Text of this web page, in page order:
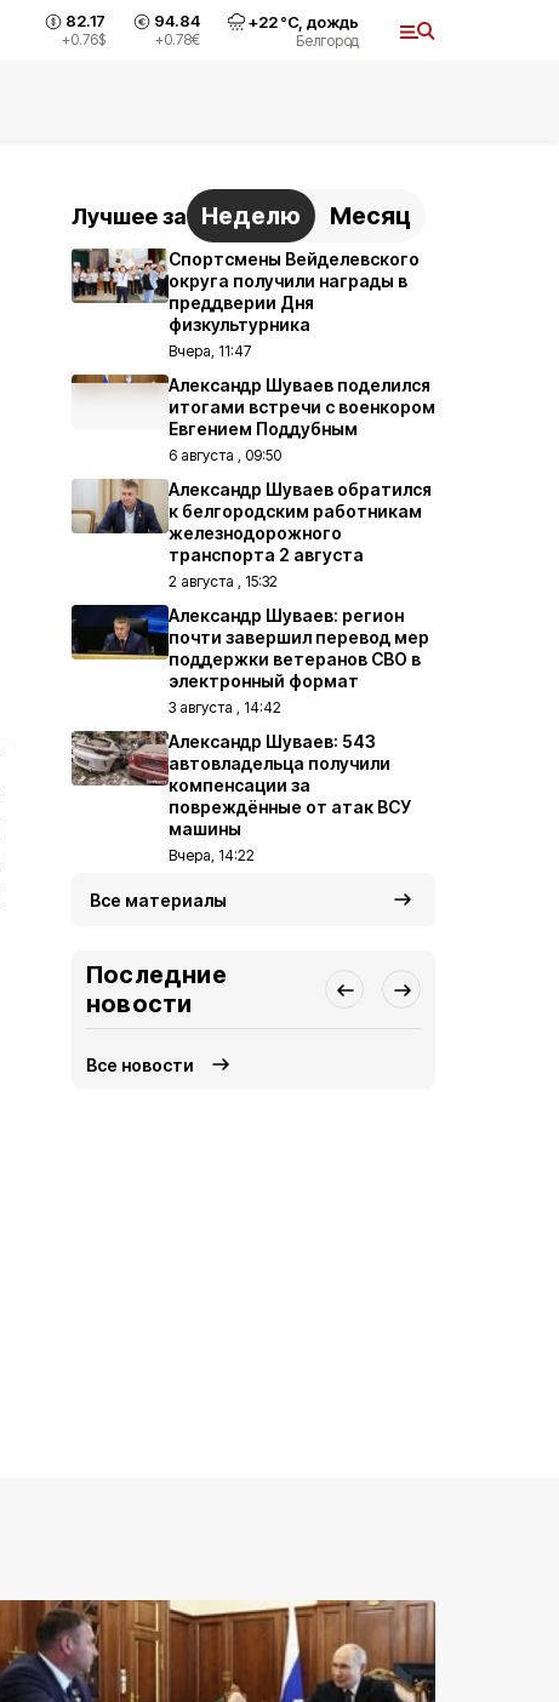
82.17
+0.76$
94.84
+0.78€
+22°С, дождь
Белгород
Лучшее за Неделю Месяц
Спортсмены Вейделевского
округа получили награды в
преддверии Дня
физкультурника
Вчера, 11:47
Александр Шуваев поделился
итогами встречи с военкором
Евгением Поддубным
6 августа , 09:50
Александр Шуваев обратился
к белгородским работникам
железнодорожного
транспорта 2 августа
2 августа , 15:32
Александр Шуваев: регион
почти завершил перевод мер
поддержки ветеранов СВО в
электронный формат
3 августа , 14:42
Александр Шуваев: 543
автовладельца получили
компенсации за
повреждённые от атак ВСУ
машины
Вчера, 14:22
Все материалы
Последние
новости
Все новости